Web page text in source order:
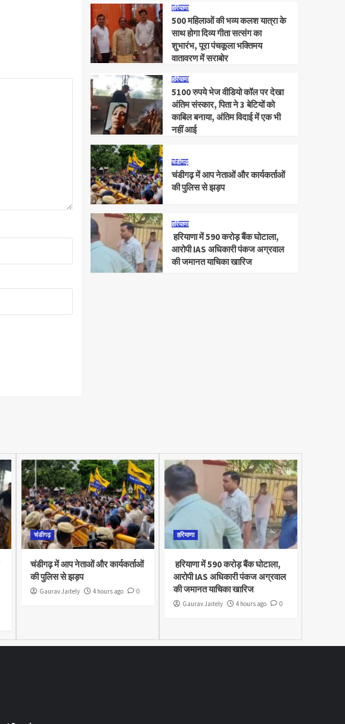
हरियाणा
500 महिलाओं की भव्य कलश यात्रा के
साथ होगा दिव्य गीता सत्संग का
शुभारंभ, पूरा पंचकूला भक्तिमय
वातावरण में सराबोर
हरियाणा
5100 रुपये भेज वीडियो कॉल पर देखा
अंतिम संस्कार, पिता ने 3 बेटियों को
काबिल बनाया, अंतिम विदाई में एक भी
नहीं आई
चंडीगढ़
चंडीगढ़ में आप नेताओं और कार्यकर्ताओं
की पुलिस से झड़प
हरियाणा
हरियाणा में 590 करोड़ बैंक घोटाला,
आरोपी IAS अधिकारी पंकज अग्रवाल
की जमानत याचिका खारिज
चंडीगढ़
चंडीगढ़ में आप नेताओं और कार्यकर्ताओं
की पुलिस से झड़प
Gaurav Jaitely 4 hours ago 0
हरियाणा
हरियाणा में 590 करोड़ बैंक घोटाला,
आरोपी IAS अधिकारी पंकज अग्रवाल
की जमानत याचिका खारिज
Gaurav Jaitely 4 hours ago 0